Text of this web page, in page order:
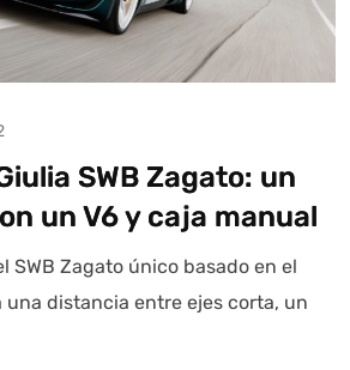
SWB Zagato: un
un V6 y caja manual
SWB Zagato único basado en el
una distancia entre ejes corta, un